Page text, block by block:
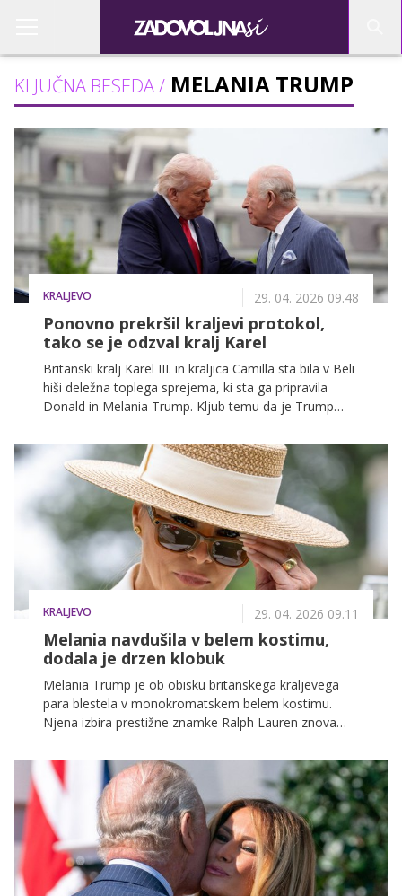
KLJUČNA BESEDA / MELANIA TRUMP
KRALJEVO 29. 04. 2026 09.48
Ponovno prekršil kraljevi protokol,
tako se je odzval kralj Karel
Britanski kralj Karel III. in kraljica Camilla sta bila v Beli
hiši deležna toplega sprejema, ki sta ga pripravila
Donald in Melania Trump. Kljub temu da je Trump
potekalo gladko, kralj Karel pa ni pokazal nobenega
nelagodja.
KRALJEVO 29. 04. 2026 09.11
Melania navdušila v belem kostimu,
dodala je drzen klobuk
Melania Trump je ob obisku britanskega kraljevega
para blestela v monokromatskem belem kostimu.
Njena izbira prestižne znamke Ralph Lauren znova
nepozabne modne trenutke.